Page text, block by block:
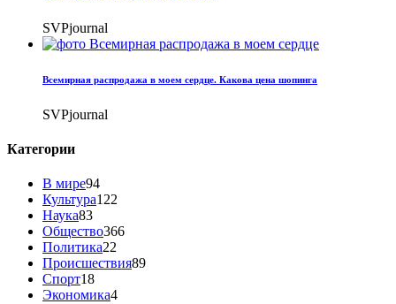
SVPjournal
Всемирная распродажа в моем сердце. Какова цена шопинга
SVPjournal
Категории
В мире94
Культура122
Наука83
Общество366
Политика22
Происшествия89
Спорт18
Экономика4